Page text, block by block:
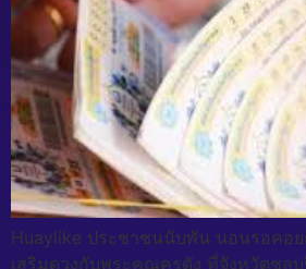
Huaylike ประชาชนนับพัน นอนรอคอ
เสริมดวงกับพระคุณครูดัง ที่จังหวัดชล